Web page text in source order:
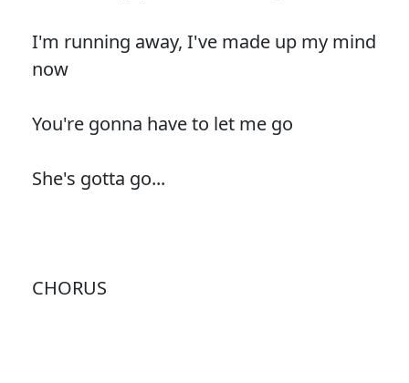
I'm running away, I've made up my mind
now
You're gonna have to let me go
She's gotta go...
CHORUS